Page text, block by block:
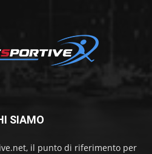
SIAMO
il punto di riferimento per